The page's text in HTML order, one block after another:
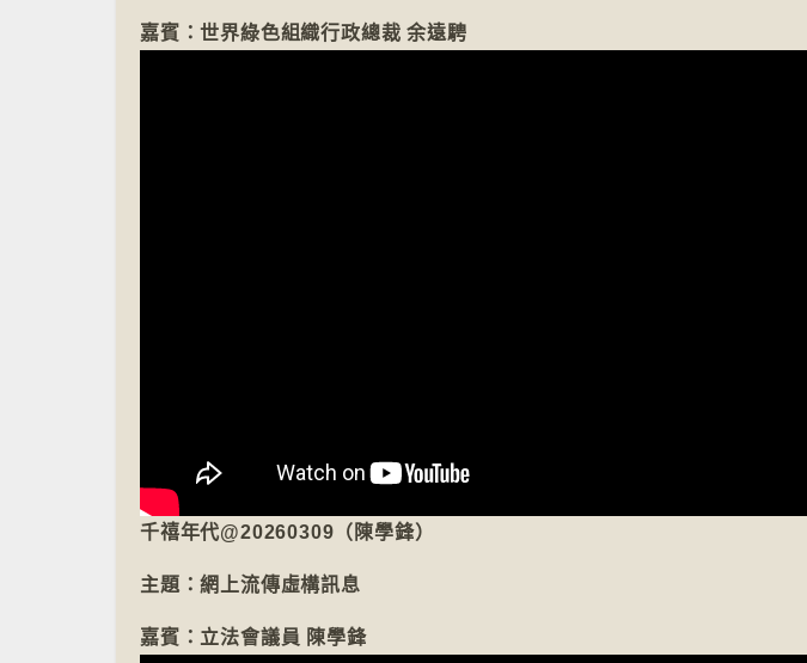
嘉賓：世界綠色組織行政總裁 余遠騁
千禧年代@20260309（陳學鋒）
主題：網上流傳虛構訊息
嘉賓：立法會議員 陳學鋒